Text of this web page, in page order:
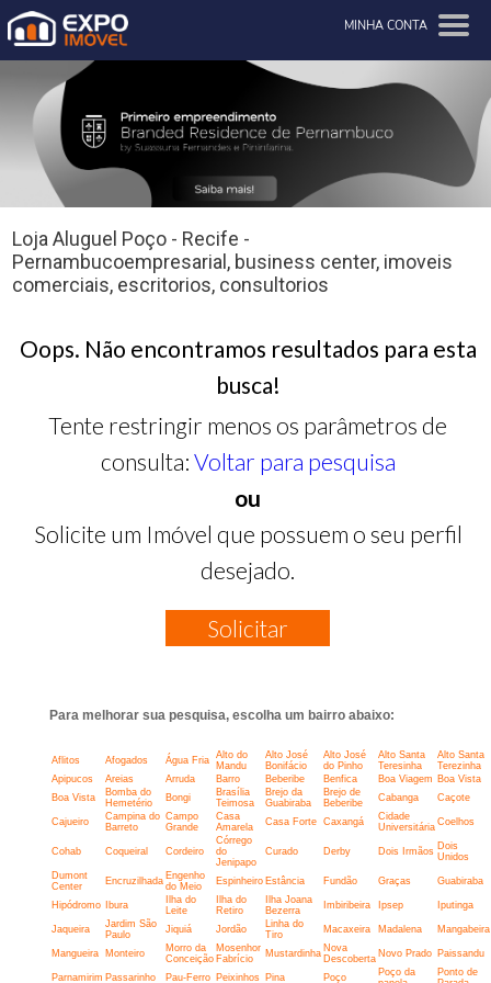
MINHA CONTA
Loja Aluguel Poço - Recife -
Pernambucoempresarial, business center, imoveis
comerciais, escritorios, consultorios
Oops. Não encontramos resultados para esta
busca!
Tente restringir menos os parâmetros de
consulta: Voltar para pesquisa
ou
Solicite um Imóvel que possuem o seu perfil
desejado.
Solicitar
Para melhorar sua pesquisa, escolha um bairro abaixo:
Aflitos Afogados Água Fria
Alto do
Mandu
Alto José
Bonifácio
Alto José
do Pinho
Alto Santa
Teresinha
Alto Santa
Terezinha
Apipucos
Areias Arruda Barro Beberibe Benfica Boa Viagem Boa Vista
Boa Vista
Bomba do
Hemetério
Bongi
Brasília
Teimosa
Brejo da
Guabiraba
Brejo de
Beberibe
Cabanga Caçote
Cajueiro
Campina do
Barreto
Campo
Grande
Casa
Amarela
Casa Forte Caxangá
Cidade
Universitária Coelhos
Cohab Coqueiral Cordeiro
Córrego
do
Jenipapo
Curado Derby Dois Irmãos Dois
Unidos
Dumont
Center
Encruzilhada Engenho
do Meio
Espinheiro Estância Fundão Graças Guabiraba
Hipódromo Ibura
Ilha do
Leite
Ilha do
Retiro
Ilha Joana
Bezerra
Imbiribeira Ipsep Iputinga
Jaqueira
Jardim São
Paulo
Jiquiá Jordão
Linha do
Tiro
Macaxeira Madalena Mangabeira
Mangueira Monteiro
Morro da
Conceição
Mosenhor
Fabrício
Mustardinha Nova
Descoberta Novo Prado Paissandu
Parnamirim Passarinho Pau-Ferro Peixinhos Pina Poço
Poço da
Ponto de